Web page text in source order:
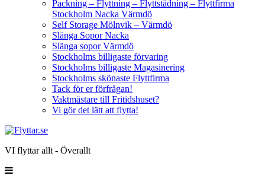
Packning – Flyttning – Flyttstädning – Flyttfirma
Stockholm Nacka Värmdö
Self Storage Mölnvik – Värmdö
Slänga Sopor Nacka
Slänga sopor Värmdö
Stockholms billigaste förvaring
Stockholms billigaste Magasinering
Stockholms skönaste Flyttfirma
Tack för er förfrågan!
Vaktmästare till Fritidshuset?
Vi gör det lätt att flytta!
VI flyttar allt - Överallt